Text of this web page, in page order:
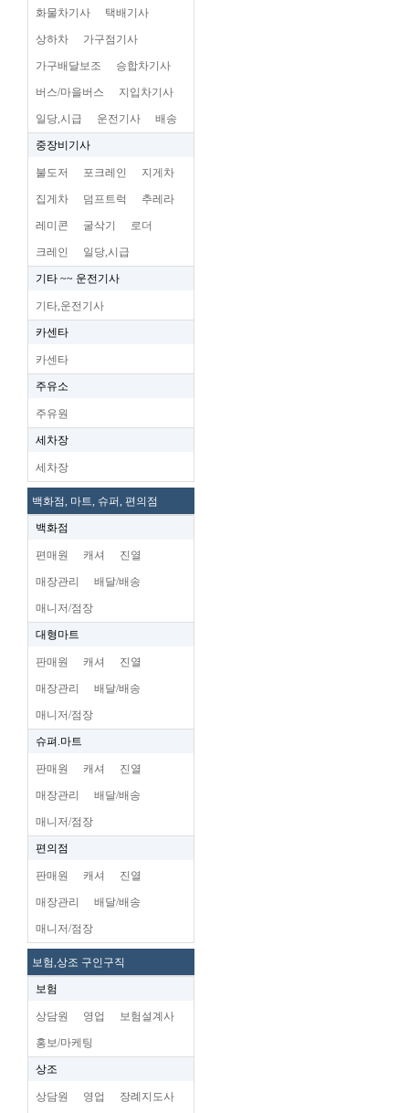
화물차기사 택배기사
상하차 가구점기사
가구배달보조 승합차기사
버스/마을버스 지입차기사
일당,시급 운전기사 배송
중장비기사
불도저 포크레인 지게차
집게차 덤프트럭 추레라
레미콘 굴삭기 로더
크레인 일당,시급
기타 ~~ 운전기사
기타,운전기사
카센타
카센타
주유소
주유원
세차장
세차장
백화점, 마트, 슈퍼, 편의점
백화점
편매원 캐셔 진열
매장관리 배달/배송
매니저/점장
대형마트
판매원 캐셔 진열
매장관리 배달/배송
매니저/점장
슈펴.마트
판매원 캐셔 진열
매장관리 배달/배송
매니저/점장
편의점
판매원 캐셔 진열
매장관리 배달/배송
매니저/점장
보험,상조 구인구직
보험
상담원 영업 보험설계사
홍보/마케팅
상조
상담원 영업 장례지도사